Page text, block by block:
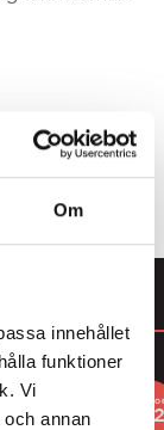
Om
innehållet
funktioner
Vi
annan
2